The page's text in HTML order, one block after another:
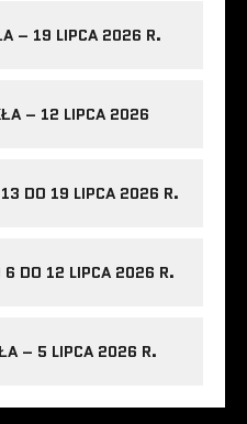
– 19 LIPCA 2026 R.
– 12 LIPCA 2026
DO 19 LIPCA 2026 R.
6 DO 12 LIPCA 2026 R.
– 5 LIPCA 2026 R.